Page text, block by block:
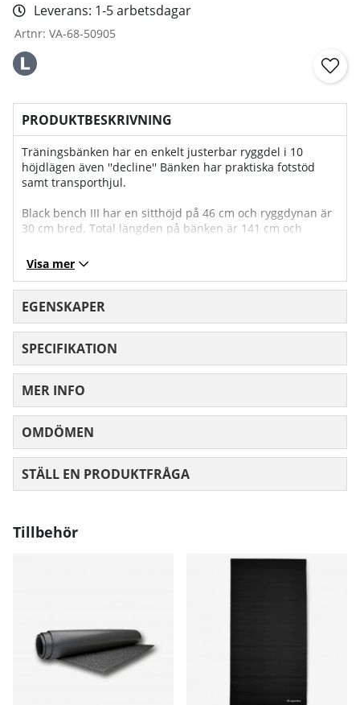
Leverans: 1-5 arbetsdagar
Artnr: VA-68-50905
PRODUKTBESKRIVNING
Träningsbänken har en enkelt justerbar ryggdel i 10
höjdlägen även ''decline'' Bänken har praktiska fotstöd
samt transporthjul.
Black bench III har en sitthöjd på 46 cm och ryggdynan är
30 cm bred. Total längden på bänken är 141 cm och
skjutas in under sängen.
Visa mer
EGENSKAPER
SPECIFIKATION
MER INFO
OMDÖMEN
STÄLL EN PRODUKTFRÅGA
Tillbehör